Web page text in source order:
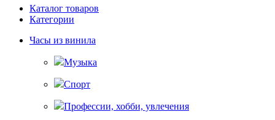
Каталог товаров
Категории
Часы из винила
Музыка
Спорт
Профессии, хобби, увлечения